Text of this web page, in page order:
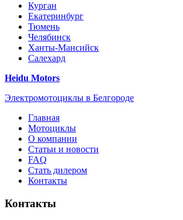
Курган
Екатеринбург
Тюмень
Челябинск
Ханты-Мансийск
Салехард
Heidu Motors
Электромотоциклы в Белгороде
Главная
Мотоциклы
О компании
Статьи и новости
FAQ
Стать дилером
Контакты
Контакты